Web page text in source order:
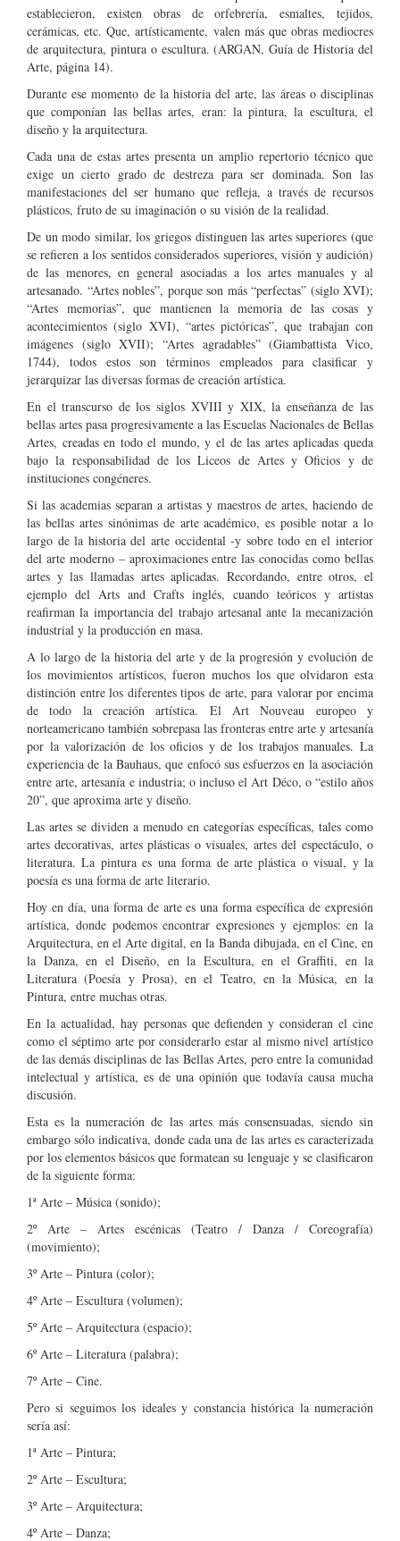
establecieron, existen obras de orfebrería, esmaltes, tejidos,
cerámicas, etc. Que, artísticamente, valen más que obras mediocres
de arquitectura, pintura o escultura. (ARGAN, Guía de Historia del
Arte, página 14).
Durante ese momento de la historia del arte, las áreas o disciplinas
que componían las bellas artes, eran: la pintura, la escultura, el
diseño y la arquitectura.
Cada una de estas artes presenta un amplio repertorio técnico que
exige un cierto grado de destreza para ser dominada. Son las
manifestaciones del ser humano que refleja, a través de recursos
plásticos, fruto de su imaginación o su visión de la realidad.
De un modo similar, los griegos distinguen las artes superiores (que
se refieren a los sentidos considerados superiores, visión y audición)
de las menores, en general asociadas a los artes manuales y al
artesanado. “Artes nobles”, porque son más “perfectas” (siglo XVI);
“Artes memorias”, que mantienen la memoria de las cosas y
acontecimientos (siglo XVI), “artes pictóricas”, que trabajan con
imágenes (siglo XVII); “Artes agradables” (Giambattista Vico,
1744), todos estos son términos empleados para clasificar y
jerarquizar las diversas formas de creación artística.
En el transcurso de los siglos XVIII y XIX, la enseñanza de las
bellas artes pasa progresivamente a las Escuelas Nacionales de Bellas
Artes, creadas en todo el mundo, y el de las artes aplicadas queda
bajo la responsabilidad de los Liceos de Artes y Oficios y de
instituciones congéneres.
Si las academias separan a artistas y maestros de artes, haciendo de
las bellas artes sinónimas de arte académico, es posible notar a lo
largo de la historia del arte occidental -y sobre todo en el interior
del arte moderno – aproximaciones entre las conocidas como bellas
artes y las llamadas artes aplicadas. Recordando, entre otros, el
ejemplo del Arts and Crafts inglés, cuando teóricos y artistas
reafirman la importancia del trabajo artesanal ante la mecanización
industrial y la producción en masa.
A lo largo de la historia del arte y de la progresión y evolución de
los movimientos artísticos, fueron muchos los que olvidaron esta
distinción entre los diferentes tipos de arte, para valorar por encima
de todo la creación artística. El Art Nouveau europeo y
norteamericano también sobrepasa las fronteras entre arte y artesanía
por la valorización de los oficios y de los trabajos manuales. La
experiencia de la Bauhaus, que enfocó sus esfuerzos en la asociación
entre arte, artesanía e industria; o incluso el Art Déco, o “estilo años
20”, que aproxima arte y diseño.
Las artes se dividen a menudo en categorías específicas, tales como
artes decorativas, artes plásticas o visuales, artes del espectáculo, o
literatura. La pintura es una forma de arte plástica o visual, y la
poesía es una forma de arte literario.
Hoy en día, una forma de arte es una forma específica de expresión
artística, donde podemos encontrar expresiones y ejemplos: en la
Arquitectura, en el Arte digital, en la Banda dibujada, en el Cine, en
la Danza, en el Diseño, en la Escultura, en el Graffiti, en la
Literatura (Poesía y Prosa), en el Teatro, en la Música, en la
Pintura, entre muchas otras.
En la actualidad, hay personas que defienden y consideran el cine
como el séptimo arte por considerarlo estar al mismo nivel artístico
de las demás disciplinas de las Bellas Artes, pero entre la comunidad
intelectual y artística, es de una opinión que todavía causa mucha
discusión.
Esta es la numeración de las artes más consensuadas, siendo sin
embargo sólo indicativa, donde cada una de las artes es caracterizada
por los elementos básicos que formatean su lenguaje y se clasificaron
de la siguiente forma:
1ª Arte – Música (sonido);
2º Arte – Artes escénicas (Teatro / Danza / Coreografía)
(movimiento);
3º Arte – Pintura (color);
4º Arte – Escultura (volumen);
5º Arte – Arquitectura (espacio);
6º Arte – Literatura (palabra);
7º Arte – Cine.
Pero si seguimos los ideales y constancia histórica la numeración
sería así:
1ª Arte – Pintura;
2º Arte – Escultura;
3º Arte – Arquitectura;
4º Arte – Danza;